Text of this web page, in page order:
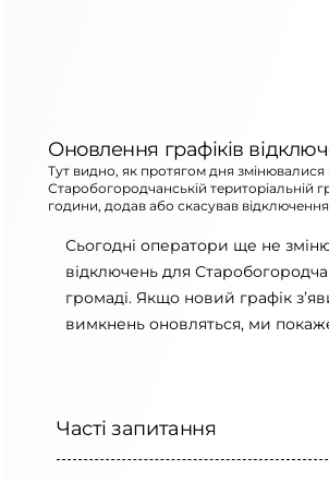
Оновлення графіків
Тут видно, як протягом дня змінювалися
Старобогородчанській територіальній
години, додав або скасував
Сьогодні оператори ще не
відключень для
громаді. Якщо новий графік
вимкнень оновляться, ми
Часті запитання